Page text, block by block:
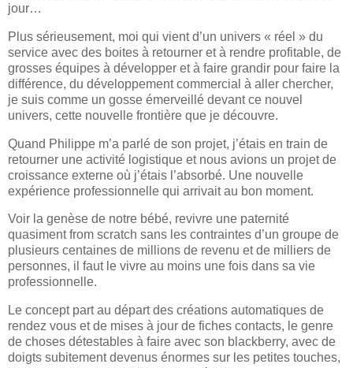
jour…
Plus sérieusement, moi qui vient d’un univers « réel » du
service avec des boites à retourner et à rendre profitable, de
grosses équipes à développer et à faire grandir pour faire la
différence, du développement commercial à aller chercher,
je suis comme un gosse émerveillé devant ce nouvel
univers, cette nouvelle frontière que je découvre.
Quand Philippe m’a parlé de son projet, j’étais en train de
retourner une activité logistique et nous avions un projet de
croissance externe où j’étais l’absorbé. Une nouvelle
expérience professionnelle qui arrivait au bon moment.
Voir la genèse de notre bébé, revivre une paternité
quasiment from scratch sans les contraintes d’un groupe de
plusieurs centaines de millions de revenu et de milliers de
personnes, il faut le vivre au moins une fois dans sa vie
professionnelle.
Le concept part au départ des créations automatiques de
rendez vous et de mises à jour de fiches contacts, le genre
de choses détestables à faire avec son blackberry, avec de
doigts subitement devenus énormes sur les petites touches,